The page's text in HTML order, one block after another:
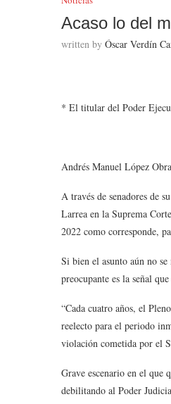
Acaso lo del
written by Óscar Verdín
* El titular del Poder
Andrés Manuel López
A través de senadores de
Larrea en la Suprema
2022 como corresponde,
Si bien el asunto aún no
preocupante es la señal
“Cada cuatro años, el
reelecto para el periodo
violación cometida por el
Grave escenario en el que
debilitando al Poder